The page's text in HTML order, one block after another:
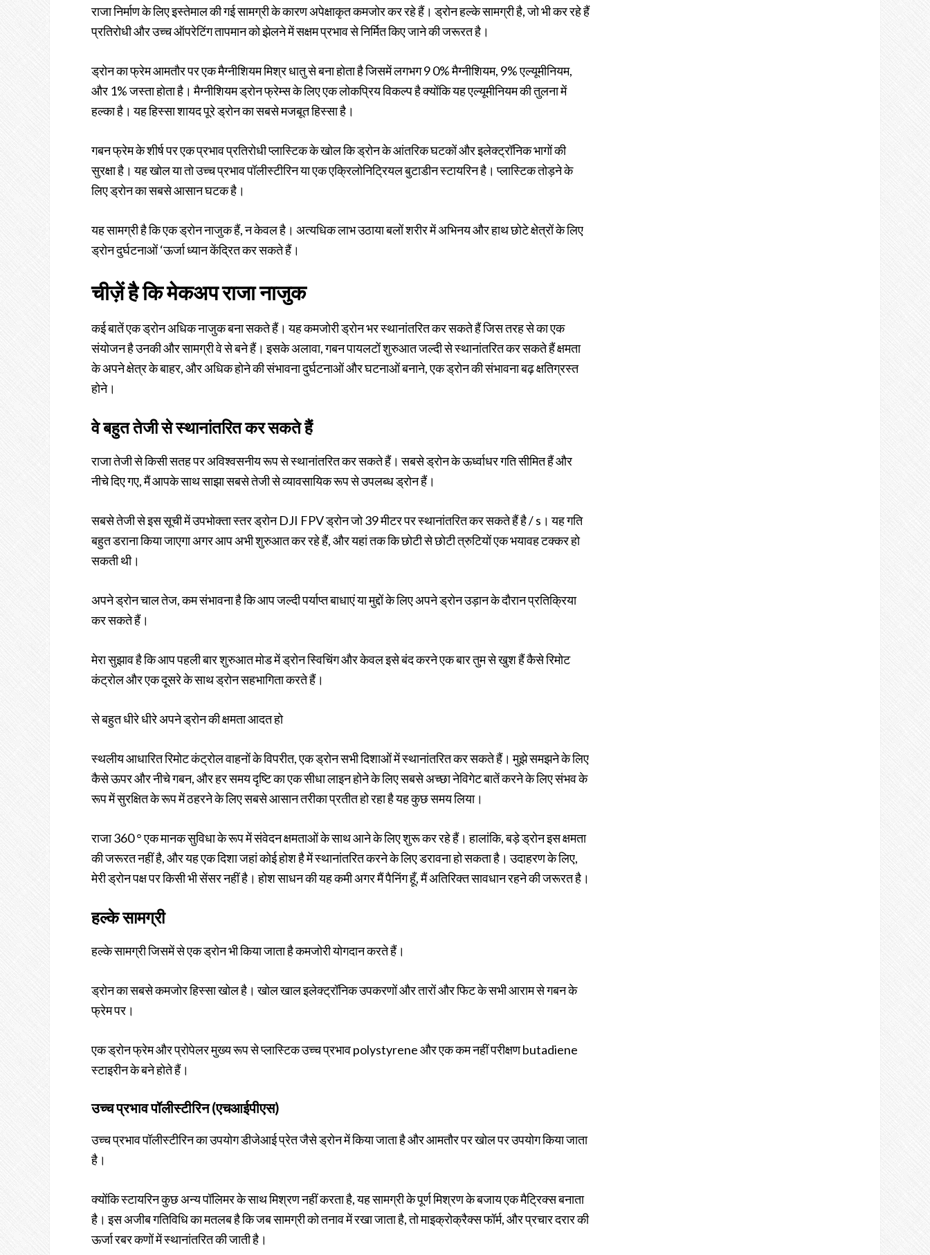
राजा निर्माण के लिए इस्तेमाल की गई सामग्री के कारण अपेक्षाकृत कमजोर कर रहे हैं। ड्रोन हल्के सामग्री है, जो भी कर रहे हैं
प्रतिरोधी और उच्च ऑपरेटिंग तापमान को झेलने में सक्षम प्रभाव से निर्मित किए जाने की जरूरत है।
ड्रोन का फ्रेम आमतौर पर एक मैग्नीशियम मिश्र धातु से बना होता है जिसमें लगभग 9 0% मैग्नीशियम, 9% एल्यूमीनियम,
और 1% जस्ता होता है। मैग्नीशियम ड्रोन फ्रेम्स के लिए एक लोकप्रिय विकल्प है क्योंकि यह एल्यूमीनियम की तुलना में
हल्का है। यह हिस्सा शायद पूरे ड्रोन का सबसे मजबूत हिस्सा है।
गबन फ्रेम के शीर्ष पर एक प्रभाव प्रतिरोधी प्लास्टिक के खोल कि ड्रोन के आंतरिक घटकों और इलेक्ट्रॉनिक भागों की
सुरक्षा है। यह खोल या तो उच्च प्रभाव पॉलीस्टीरिन या एक एक्रिलोनिट्रियल बुटाडीन स्टायरिन है। प्लास्टिक तोड़ने के
लिए ड्रोन का सबसे आसान घटक है।
यह सामग्री है कि एक ड्रोन नाजुक हैं, न केवल है। अत्यधिक लाभ उठाया बलों शरीर में अभिनय और हाथ छोटे क्षेत्रों के लिए
ड्रोन दुर्घटनाओं ‘ऊर्जा ध्यान केंद्रित कर सकते हैं।
चीज़ें है कि मेकअप राजा नाजुक
कई बातें एक ड्रोन अधिक नाजुक बना सकते हैं। यह कमजोरी ड्रोन भर स्थानांतरित कर सकते हैं जिस तरह से का एक
संयोजन है उनकी और सामग्री वे से बने हैं। इसके अलावा, गबन पायलटों शुरुआत जल्दी से स्थानांतरित कर सकते हैं क्षमता
के अपने क्षेत्र के बाहर, और अधिक होने की संभावना दुर्घटनाओं और घटनाओं बनाने, एक ड्रोन की संभावना बढ़ क्षतिग्रस्त
होने।
वे बहुत तेजी से स्थानांतरित कर सकते हैं
राजा तेजी से किसी सतह पर अविश्वसनीय रूप से स्थानांतरित कर सकते हैं। सबसे ड्रोन के ऊर्ध्वाधर गति सीमित हैं और
नीचे दिए गए, मैं आपके साथ साझा सबसे तेजी से व्यावसायिक रूप से उपलब्ध ड्रोन हैं।
सबसे तेजी से इस सूची में उपभोक्ता स्तर ड्रोन DJI FPV ड्रोन जो 39 मीटर पर स्थानांतरित कर सकते हैं है / s। यह गति
बहुत डराना किया जाएगा अगर आप अभी शुरुआत कर रहे हैं, और यहां तक ​​कि छोटी से छोटी त्रुटियों एक भयावह टक्कर हो
सकती थी।
अपने ड्रोन चाल तेज, कम संभावना है कि आप जल्दी पर्याप्त बाधाएं या मुद्दों के लिए अपने ड्रोन उड़ान के दौरान प्रतिक्रिया
कर सकते हैं।
मेरा सुझाव है कि आप पहली बार शुरुआत मोड में ड्रोन स्विचिंग और केवल इसे बंद करने एक बार तुम से खुश हैं कैसे रिमोट
कंट्रोल और एक दूसरे के साथ ड्रोन सहभागिता करते हैं।
से बहुत धीरे धीरे अपने ड्रोन की क्षमता आदत हो
स्थलीय आधारित रिमोट कंट्रोल वाहनों के विपरीत, एक ड्रोन सभी दिशाओं में स्थानांतरित कर सकते हैं। मुझे समझने के लिए
कैसे ऊपर और नीचे गबन, और हर समय दृष्टि का एक सीधा लाइन होने के लिए सबसे अच्छा नेविगेट बातें करने के लिए संभव के
रूप में सुरक्षित के रूप में ठहरने के लिए सबसे आसान तरीका प्रतीत हो रहा है यह कुछ समय लिया।
राजा 360 ° एक मानक सुविधा के रूप में संवेदन क्षमताओं के साथ आने के लिए शुरू कर रहे हैं। हालांकि, बड़े ड्रोन इस क्षमता
की जरूरत नहीं है, और यह एक दिशा जहां कोई होश है में स्थानांतरित करने के लिए डरावना हो सकता है। उदाहरण के लिए,
मेरी ड्रोन पक्ष पर किसी भी सेंसर नहीं है। होश साधन की यह कमी अगर मैं पैनिंग हूँ, मैं अतिरिक्त सावधान रहने की जरूरत है।
हल्के सामग्री
हल्के सामग्री जिसमें से एक ड्रोन भी किया जाता है कमजोरी योगदान करते हैं।
ड्रोन का सबसे कमजोर हिस्सा खोल है। खोल खाल इलेक्ट्रॉनिक उपकरणों और तारों और फिट के सभी आराम से गबन के
फ्रेम पर।
एक ड्रोन फ्रेम और प्रोपेलर मुख्य रूप से प्लास्टिक उच्च प्रभाव polystyrene और एक कम नहीं परीक्षण butadiene
स्टाइरीन के बने होते हैं।
उच्च प्रभाव पॉलीस्टीरिन (एचआईपीएस)
उच्च प्रभाव पॉलीस्टीरिन का उपयोग डीजेआई प्रेत जैसे ड्रोन में किया जाता है और आमतौर पर खोल पर उपयोग किया जाता
है।
क्योंकि स्टायरिन कुछ अन्य पॉलिमर के साथ मिश्रण नहीं करता है, यह सामग्री के पूर्ण मिश्रण के बजाय एक मैट्रिक्स बनाता
है। इस अजीब गतिविधि का मतलब है कि जब सामग्री को तनाव में रखा जाता है, तो माइक्रोक्रैक्स फॉर्म, और प्रचार दरार की
ऊर्जा रबर कणों में स्थानांतरित की जाती है।